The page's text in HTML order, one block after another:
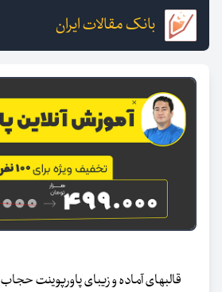
بانک مقالات ایران
قالبهای آماده و زیبای پاورپوینت حجاب